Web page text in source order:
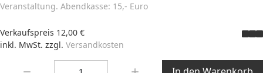
Veranstaltung. Abendkasse: 15,- Euro
Verkaufspreis 12,00 €
inkl. MwSt. zzgl. Versandkosten